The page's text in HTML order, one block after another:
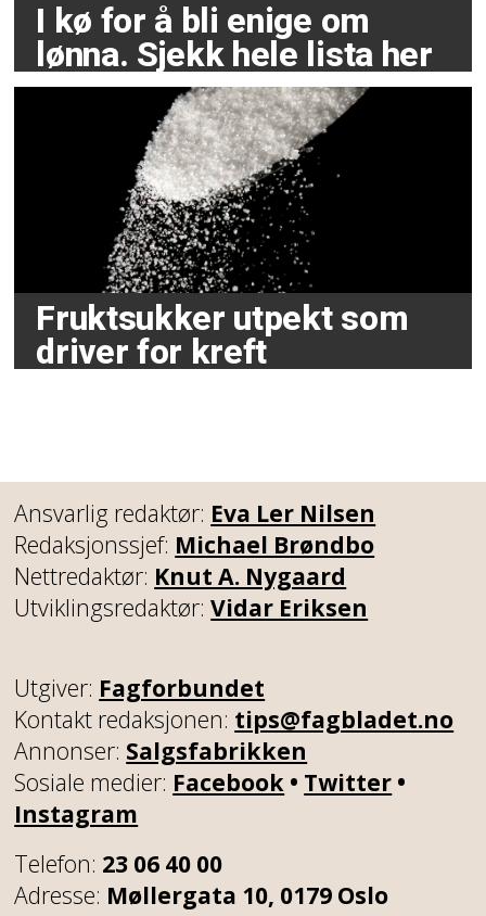
I kø for å bli enige om
lønna. Sjekk hele lista her
Fruktsukker utpekt som
driver for kreft
Ansvarlig redaktør: Eva Ler Nilsen
Redaksjonssjef: Michael Brøndbo
Nettredaktør: Knut A. Nygaard
Utviklingsredaktør:Vidar Eriksen
Utgiver: Fagforbundet
Kontakt redaksjonen: tips@fagbladet.no
Annonser: Salgsfabrikken
Sosiale medier: Facebook • Twitter •
Instagram
Telefon: 23 06 40 00
Adresse: Møllergata 10, 0179 Oslo